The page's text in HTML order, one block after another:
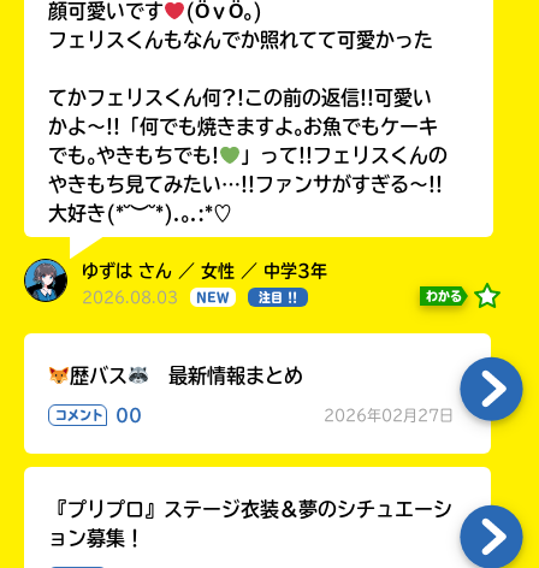
顔可愛いです
(ӦｖӦ｡)
フェリスくんもなんでか照れてて可愛かった
てかフェリスくん何?!この前の返信!!可愛い
かよ〜!!「何でも焼きますよ｡お魚でもケーキ
でも｡やきもちでも!
」って!!フェリスくんの
やきもち見てみたい…!!ファンサがすぎる〜!!
大好き(*˘︶˘*).｡.:*♡
ゆずは さん ／ 女性 ／ 中学3年
2026.08.03 NEW 注目 !! わかる
歴バス 最新情報まとめ
コメント 00 2026年02月27日
『プリプロ』ステージ衣装＆夢のシチュエーシ
ョン募集！